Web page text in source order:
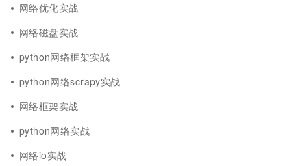
网络优化实战
网络磁盘实战
python网络框架实战
python网络scrapy实战
网络框架实战
python网络实战
网络io实战